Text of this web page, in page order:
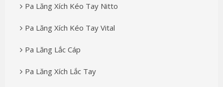
Pa Lăng Xích Kéo Tay Nitto
Pa Lăng Xích Kéo Tay Vital
Pa Lăng Lắc Cáp
Pa Lăng Xích Lắc Tay